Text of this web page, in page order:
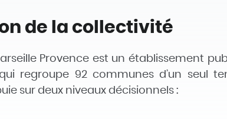
de la collectivité
Provence est un établissement
regroupe 92 communes d’un seul
sur deux niveaux décisionnels :